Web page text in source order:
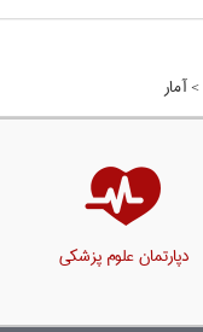
>آمار
دپارتمان علوم پزشکی